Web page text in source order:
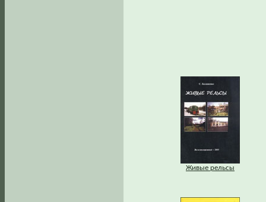
Живые рельсы